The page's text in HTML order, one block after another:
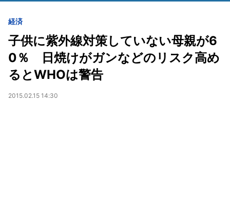
経済
子供に紫外線対策していない母親が6
0％ 日焼けがガンなどのリスク高め
るとWHOは警告
2015.02.15 14:30